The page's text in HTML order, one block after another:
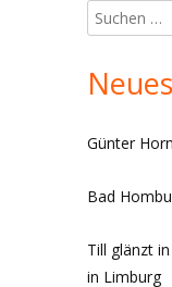
VEREINSTURNIERE
MANNSCHAFTEN
Haupt-
Suchen
nach:
Neues
Günter
Bad
Till glänzt
in Limburg